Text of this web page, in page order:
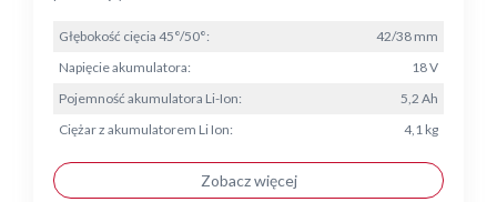
Głębokość cięcia 45°/50°:
42/38 mm
Napięcie akumulatora:
18 V
Pojemność akumulatora Li-Ion:
5,2 Ah
Ciężar z akumulatorem Li Ion:
4,1 kg
Zobacz więcej